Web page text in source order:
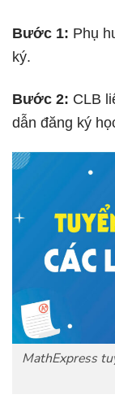
Bước 1: Phụ
ký.
Bước 2: CLB
dẫn đăng ký
MathExpress